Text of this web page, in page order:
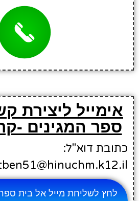
אימייל ליצירת
ספר המגינים -
כתובת דוא"ל:
לחץ לשליחת מייל אל בית ספר